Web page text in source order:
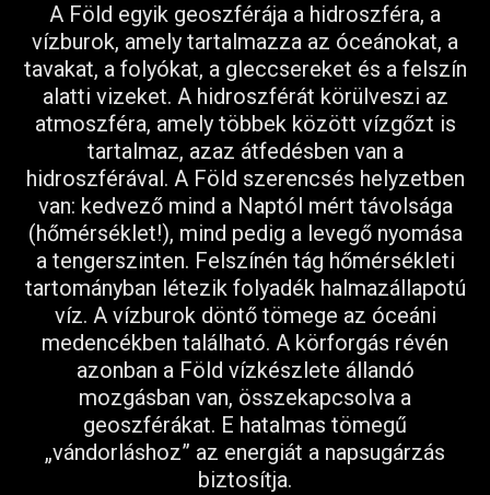
A Föld egyik geoszférája a hidroszféra, a
vízburok, amely tartalmazza az óceánokat, a
tavakat, a folyókat, a gleccsereket és a felszín
alatti vizeket. A hidroszférát körülveszi az
atmoszféra, amely többek között vízgőzt is
tartalmaz, azaz átfedésben van a
hidroszférával. A Föld szerencsés helyzetben
van: kedvező mind a Naptól mért távolsága
(hőmérséklet!), mind pedig a levegő nyomása
a tengerszinten. Felszínén tág hőmérsékleti
tartományban létezik folyadék halmazállapotú
víz. A vízburok döntő tömege az óceáni
medencékben található. A körforgás révén
azonban a Föld vízkészlete állandó
mozgásban van, összekapcsolva a
geoszférákat. E hatalmas tömegű
„vándorláshoz” az energiát a napsugárzás
biztosítja.